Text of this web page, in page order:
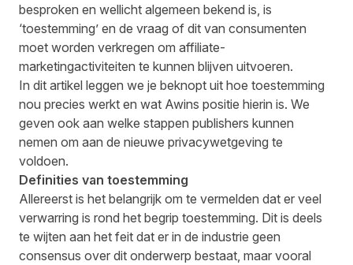
besproken en wellicht algemeen bekend is, is
‘toestemming’ en de vraag of dit van consumenten
moet worden verkregen om affiliate-
marketingactiviteiten te kunnen blijven uitvoeren.
In dit artikel leggen we je beknopt uit hoe toestemming
nou precies werkt en wat Awins positie hierin is. We
geven ook aan welke stappen publishers kunnen
nemen om aan de nieuwe privacywetgeving te
voldoen.
Definities van toestemming
Allereerst is het belangrijk om te vermelden dat er veel
verwarring is rond het begrip toestemming. Dit is deels
te wijten aan het feit dat er in de industrie geen
consensus over dit onderwerp bestaat, maar vooral